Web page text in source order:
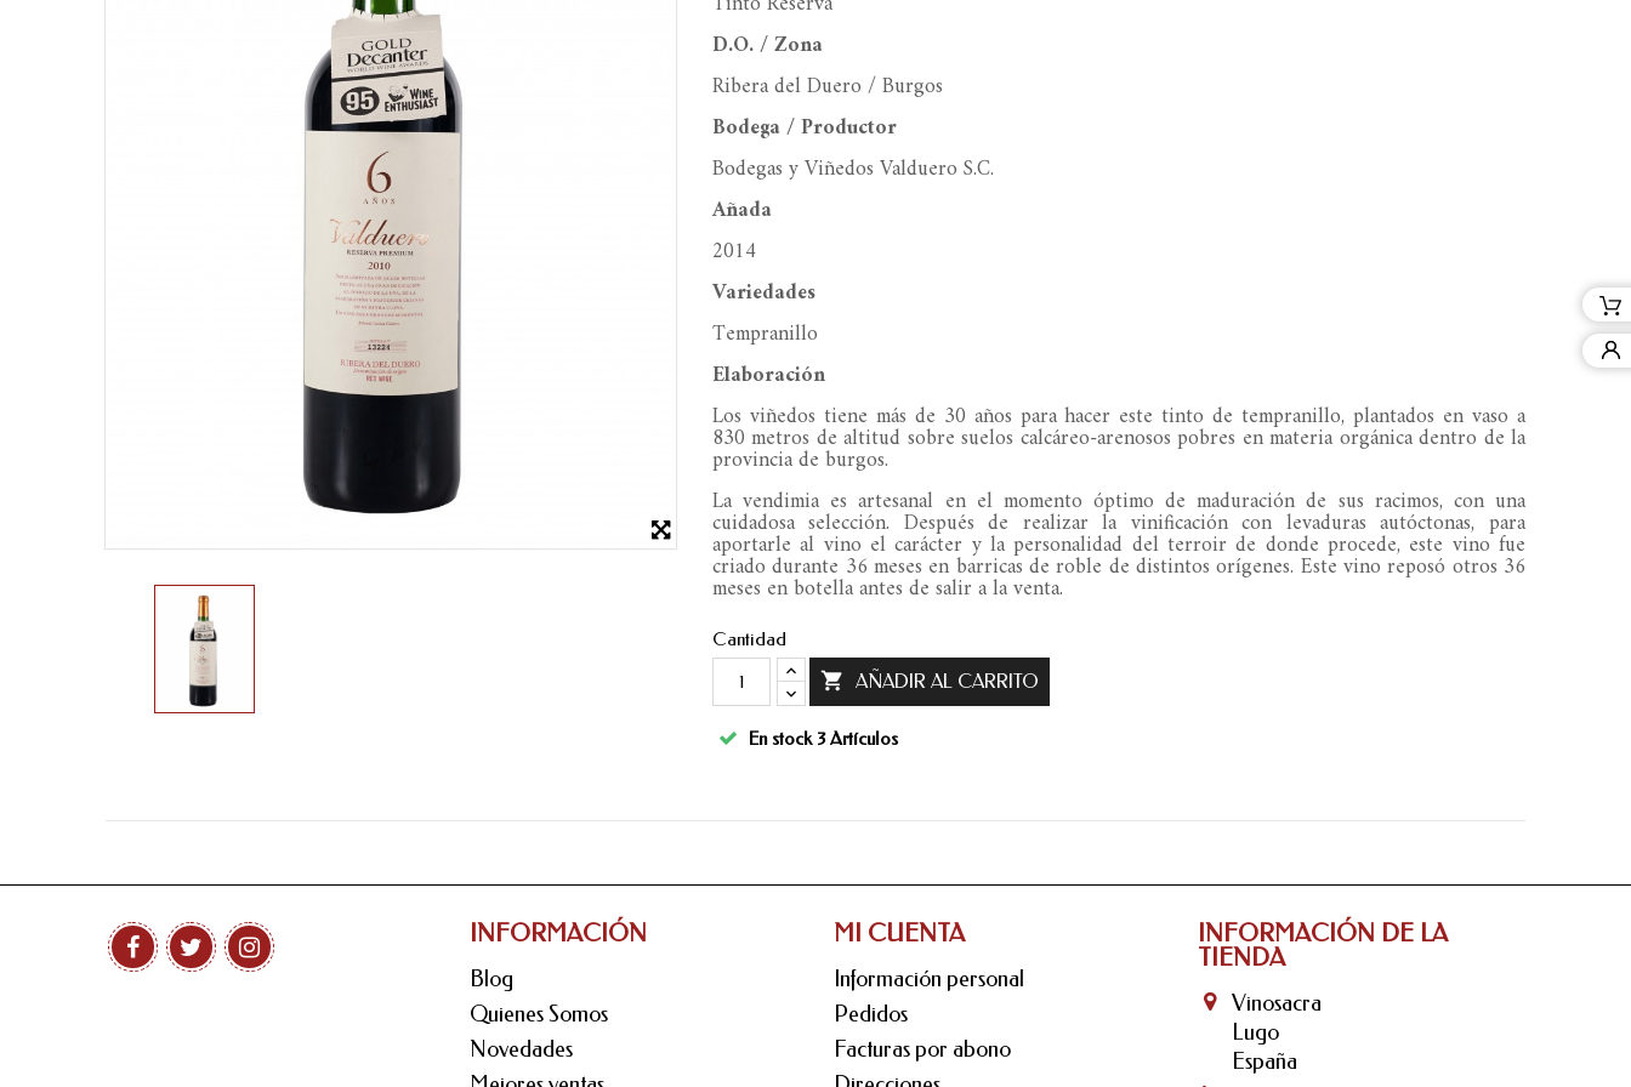
D.O. / Zona
Ribera del Duero / Burgos
Bodega / Productor
Bodegas y Viñedos Valduero S.C.
Añada
2014
Variedades
Tempranillo
Elaboración
Los viñedos tiene más de 30 años para hacer este tinto de tempranillo, plantados en vaso a
830 metros de altitud sobre suelos calcáreo-arenosos pobres en materia orgánica dentro de la
provincia de burgos.
La vendimia es artesanal en el momento óptimo de maduración de sus racimos, con una
cuidadosa selección. Después de realizar la vinificación con levaduras autóctonas, para
aportarle al vino el carácter y la personalidad del terroir de donde procede, este vino fue
criado durante 36 meses en barricas de roble de distintos orígenes. Este vino reposó otros 36
meses en botella antes de salir a la venta.
Cantidad
 AÑADIR AL CARRITO
En stock 3 Artículos
INFORMACIÓN
Blog
Quienes Somos
Novedades
INFORMACIÓN DE LA
TIENDA
Vinosacra
Lugo
España
MI CUENTA
Información personal
Pedidos
Facturas por abono